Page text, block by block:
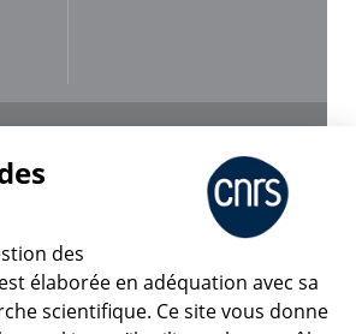
CNRS Le Mag
des
élaborée en adéquation avec sa
scientifique. Ce site vous donne